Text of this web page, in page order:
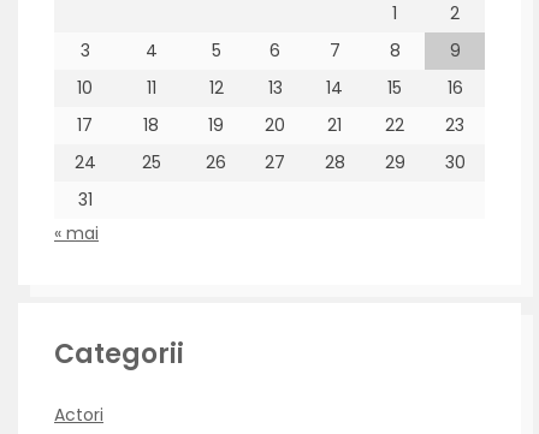
1
2
3
4 5 6 7 8
9
10
11 12 13 14 15
16
17
18 19 20 21 22
23
24
25 26 27 28 29
30
31
« mai
Categorii
Actori